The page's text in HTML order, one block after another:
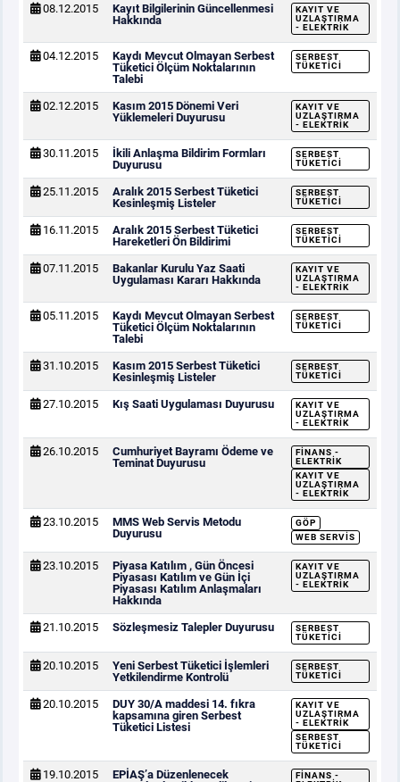
08.12.2015
Kayıt Bilgilerinin Güncellenmesi
Hakkında
KAYIT VE
UZLAŞTIRMA
- ELEKTRIK
04.12.2015
Kaydı Mevcut Olmayan Serbest
Tüketici Ölçüm Noktalarının
Talebi
SERBEST
TÜKETICI
02.12.2015
Kasım 2015 Dönemi Veri
Yüklemeleri Duyurusu
KAYIT VE
UZLAŞTIRMA
- ELEKTRIK
30.11.2015
İkili Anlaşma Bildirim Formları
Duyurusu
SERBEST
TÜKETICI
25.11.2015
Aralık 2015 Serbest Tüketici
Kesinleşmiş Listeler
SERBEST
TÜKETICI
16.11.2015
Aralık 2015 Serbest Tüketici
Hareketleri Ön Bildirimi
SERBEST
TÜKETICI
07.11.2015
Bakanlar Kurulu Yaz Saati
Uygulaması Kararı Hakkında
KAYIT VE
UZLAŞTIRMA
- ELEKTRIK
05.11.2015
Kaydı Mevcut Olmayan Serbest
Tüketici Ölçüm Noktalarının
Talebi
SERBEST
TÜKETICI
31.10.2015
Kasım 2015 Serbest Tüketici
Kesinleşmiş Listeler
SERBEST
TÜKETICI
27.10.2015 Kış Saati Uygulaması Duyurusu
KAYIT VE
UZLAŞTIRMA
- ELEKTRIK
26.10.2015
Cumhuriyet Bayramı Ödeme ve
Teminat Duyurusu
FINANS -
ELEKTRIK
KAYIT VE
UZLAŞTIRMA
- ELEKTRIK
23.10.2015
MMS Web Servis Metodu
Duyurusu
GÖP
WEB SERVIS
23.10.2015
Piyasa Katılım , Gün Öncesi
Piyasası Katılım ve Gün İçi
Piyasası Katılım Anlaşmaları
Hakkında
KAYIT VE
UZLAŞTIRMA
- ELEKTRIK
21.10.2015 Sözleşmesiz Talepler Duyurusu
SERBEST
TÜKETICI
20.10.2015
Yeni Serbest Tüketici İşlemleri
Yetkilendirme Kontrolü
SERBEST
TÜKETICI
20.10.2015
DUY 30/A maddesi 14. fıkra
kapsamına giren Serbest
Tüketici Listesi
KAYIT VE
UZLAŞTIRMA
- ELEKTRIK
SERBEST
TÜKETICI
19.10.2015
EPİAŞ’a Düzenlenecek
FINANS -